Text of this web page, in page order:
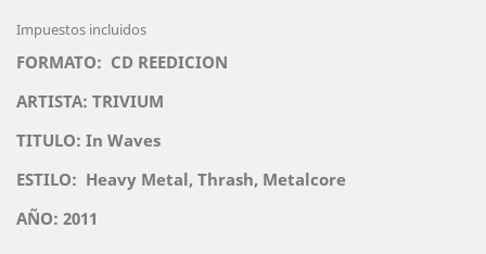
Impuestos incluidos
FORMATO: CD REEDICION
ARTISTA: TRIVIUM
TITULO: In Waves
ESTILO: Heavy Metal, Thrash, Metalcore
AÑO: 2011